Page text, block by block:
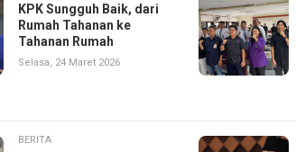
KPK Sungguh Baik, dari
Rumah Tahanan ke
Tahanan Rumah
Selasa, 24 Maret 2026
BERITA